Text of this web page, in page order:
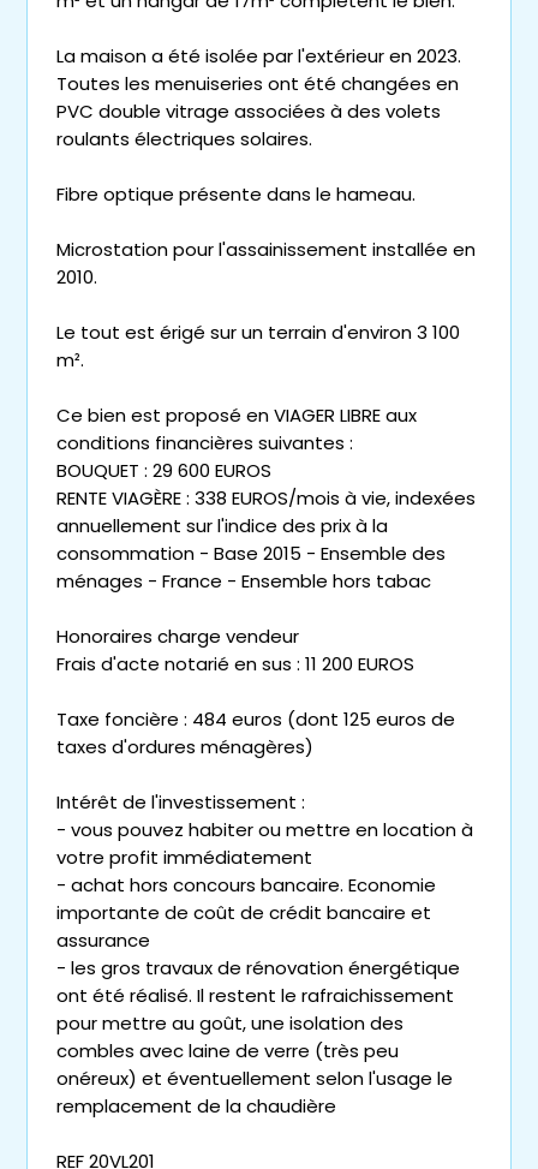
La maison a été isolée par l'extérieur en 2023.
Toutes les menuiseries ont été changées en
PVC double vitrage associées à des volets
roulants électriques solaires.
Fibre optique présente dans le hameau.
Microstation pour l'assainissement installée en
2010.
Le tout est érigé sur un terrain d'environ 3 100
m².
Ce bien est proposé en VIAGER LIBRE aux
conditions financières suivantes :
BOUQUET : 29 600 EUROS
RENTE VIAGÈRE : 338 EUROS/mois à vie, indexées
annuellement sur l'indice des prix à la
consommation - Base 2015 - Ensemble des
ménages - France - Ensemble hors tabac
Honoraires charge vendeur
Frais d'acte notarié en sus : 11 200 EUROS
Taxe foncière : 484 euros (dont 125 euros de
taxes d'ordures ménagères)
Intérêt de l'investissement :
- vous pouvez habiter ou mettre en location à
votre profit immédiatement
- achat hors concours bancaire. Economie
importante de coût de crédit bancaire et
assurance
- les gros travaux de rénovation énergétique
ont été réalisé. Il restent le rafraichissement
pour mettre au goût, une isolation des
combles avec laine de verre (très peu
onéreux) et éventuellement selon l'usage le
remplacement de la chaudière
REF 20VL201